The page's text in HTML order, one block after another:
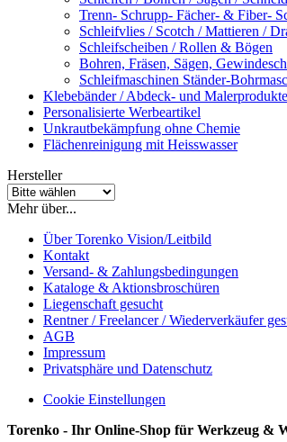
Trenn- Schrupp- Fächer- & Fiber-
Schleifvlies / Scotch / Mattieren /
Schleifscheiben / Rollen & Bögen
Bohren, Fräsen, Sägen,
Schleifmaschinen Ständer-
Klebebänder / Abdeck- und Malerprodukte
Personalisierte Werbeartikel
Unkrautbekämpfung ohne Chemie
Flächenreinigung mit Heisswasser
Hersteller
Mehr über...
Über Torenko Vision/Leitbild
Kontakt
Versand- & Zahlungsbedingungen
Kataloge & Aktionsbroschüren
Liegenschaft gesucht
Rentner / Freelancer / Wiederverkäufer
AGB
Impressum
Privatsphäre und Datenschutz
Cookie Einstellungen
Torenko - Ihr Online-Shop für Werkzeug &